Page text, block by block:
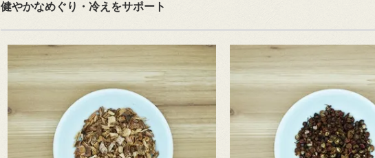
健やかなめぐり・冷えをサポート